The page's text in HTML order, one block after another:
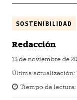
SOSTENIBILIDAD
Redacción
13 de noviembre de
Última actualización:
Tiempo de lectura: